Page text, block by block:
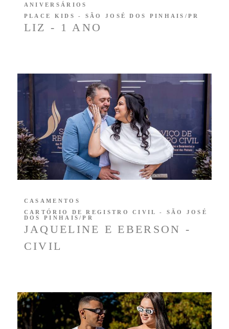
LIZ - 1 ANO
ANIVERSÁRIOS
PLACE KIDS - SÃO JOSÉ DOS PINHAIS/PR
JAQUELINE E EBERSON -
CIVIL
CASAMENTOS
CARTÓRIO DE REGISTRO CIVIL - SÃO JOSÉ
DOS PINHAIS/PR